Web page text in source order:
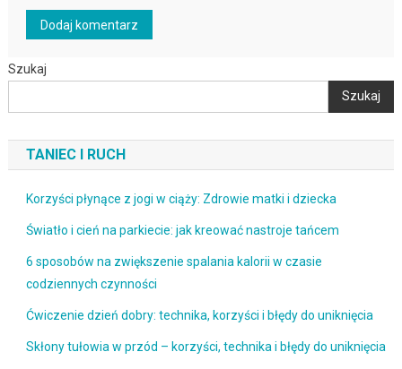
Szukaj
Szukaj
TANIEC I RUCH
Korzyści płynące z jogi w ciąży: Zdrowie matki i dziecka
Światło i cień na parkiecie: jak kreować nastroje tańcem
6 sposobów na zwiększenie spalania kalorii w czasie
codziennych czynności
Ćwiczenie dzień dobry: technika, korzyści i błędy do uniknięcia
Skłony tułowia w przód – korzyści, technika i błędy do uniknięcia